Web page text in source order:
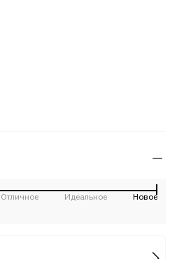
Отличное Идеальное Новое